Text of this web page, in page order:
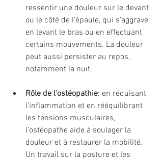
ressentir une douleur sur le devant
ou le côté de l’épaule, qui s’aggrave
en levant le bras ou en effectuant
certains mouvements. La douleur
peut aussi persister au repos,
notamment la nuit.
Rôle de l'ostéopathie: en réduisant
l’inflammation et en rééquilibrant
les tensions musculaires,
l’ostéopathe aide à soulager la
douleur et à restaurer la mobilité.
Un travail sur la posture et les